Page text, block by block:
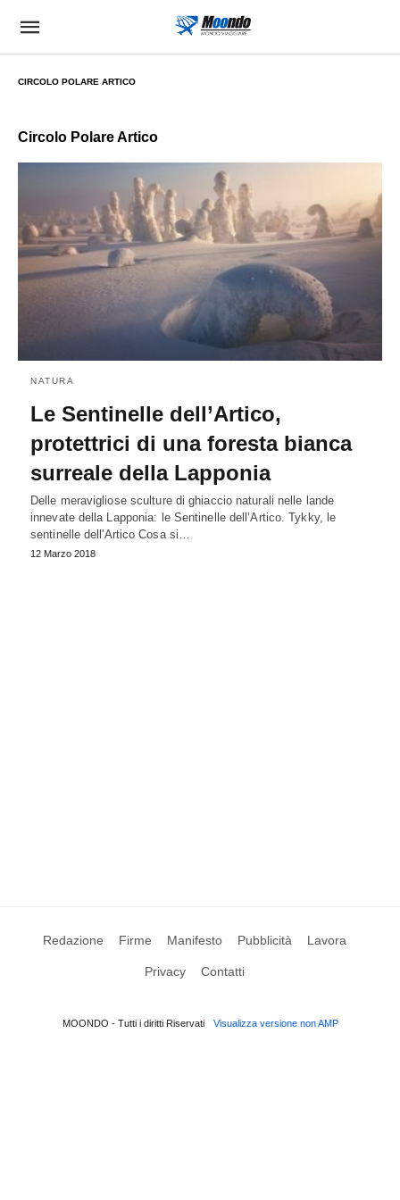
CIRCOLO POLARE ARTICO
Circolo Polare Artico
NATURA
Le Sentinelle dell’Artico,
protettrici di una foresta bianca
surreale della Lapponia
Delle meravigliose sculture di ghiaccio naturali nelle lande
innevate della Lapponia: le Sentinelle dell’Artico. Tykky, le
sentinelle dell'Artico Cosa si…
12 Marzo 2018
Redazione Firme Manifesto Pubblicità Lavora
Privacy Contatti
MOONDO - Tutti i diritti Riservati Visualizza versione non AMP